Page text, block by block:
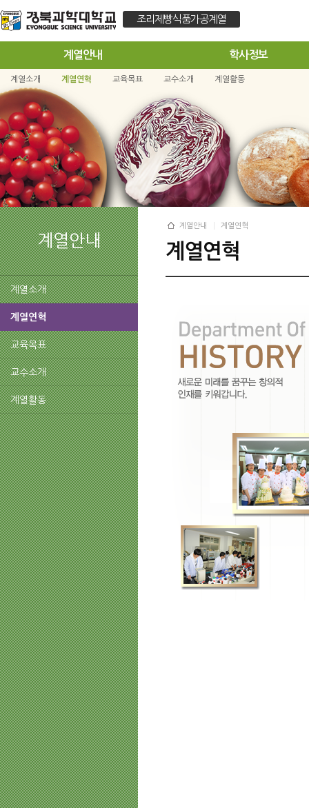
조리제빵식품가공계열
계열안내
계열소개 계열연혁 교육목표 교수소개 계열활동
학사정보
계열안내
계열소개
계열연혁
교육목표
교수소개
계열활동
계열안내 계열연혁
계열연혁